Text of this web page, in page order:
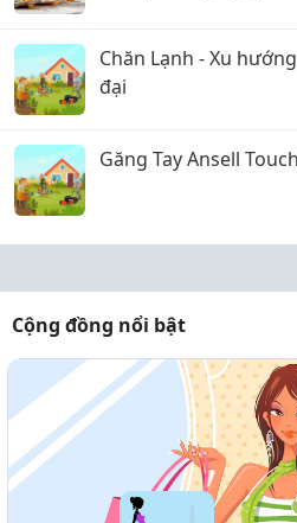
Chăn Lạnh - Xu
đại
Găng Tay Ansell
Cộng đồng nổi bật